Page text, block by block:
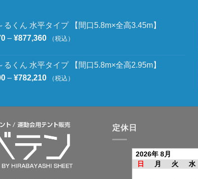
るくん 水平タイプ 【間口5.8m×全高3.45m】
– ¥877,360 （税込）
るくん 水平タイプ 【間口5.8m×全高2.95m】
– ¥782,210 （税込）
定休日
2026年 8月
日
月 火 水